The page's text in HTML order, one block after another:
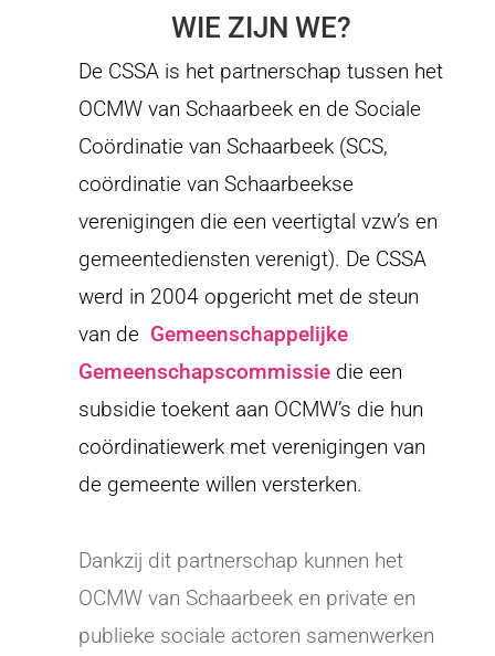
WIE ZIJN WE?
De CSSA is het partnerschap tussen het
OCMW van Schaarbeek en de Sociale
Coördinatie van Schaarbeek (SCS,
coördinatie van Schaarbeekse
verenigingen die een veertigtal vzw’s en
gemeentediensten verenigt). De CSSA
werd in 2004 opgericht met de steun
van de Gemeenschappelijke
Gemeenschapscommissiedie een
subsidie toekent aan OCMW’s die hun
coördinatiewerk met verenigingen van
de gemeente willen versterken.
Dankzij dit partnerschap kunnen het
OCMW van Schaarbeek en private en
publieke sociale actoren samenwerken